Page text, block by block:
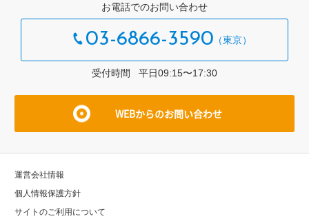
お電話でのお問い合わせ
03-6866-3590
受付時間 平⽇09:15〜17:30
WEBからのお問い合わせ
運営会社情報
個⼈情報保護⽅針
サイトのご利⽤について